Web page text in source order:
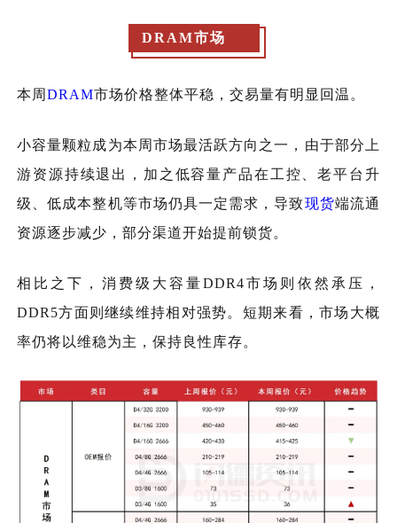
DRAM市场
本周DRAM市场价格整体平稳，交易量有明显回温。
小容量颗粒成为本周市场最活跃方向之一，由于部分上
游资源持续退出，加之低容量产品在工控、老平台升
级、低成本整机等市场仍具一定需求，导致现货端流通
资源逐步减少，部分渠道开始提前锁货。
相比之下，消费级大容量DDR4市场则依然承压，
DDR5方面则继续维持相对强势。短期来看，市场大概
率仍将以维稳为主，保持良性库存。